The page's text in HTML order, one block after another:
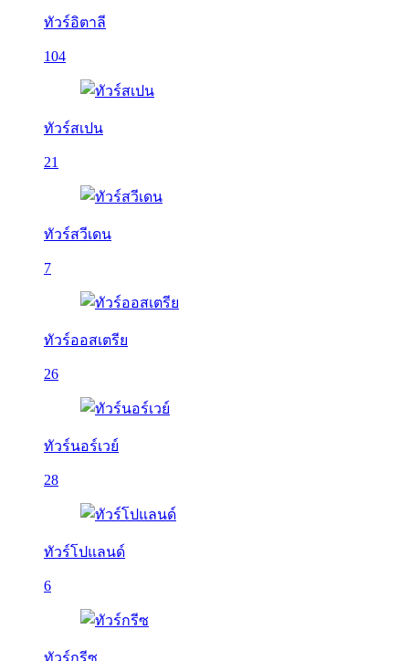
ทัวร์อิตาลี
104
ทัวร์สเปน
21
ทัวร์สวีเดน
7
ทัวร์ออสเตรีย
26
ทัวร์นอร์เวย์
28
ทัวร์โปแลนด์
6
ทัวร์กรีซ